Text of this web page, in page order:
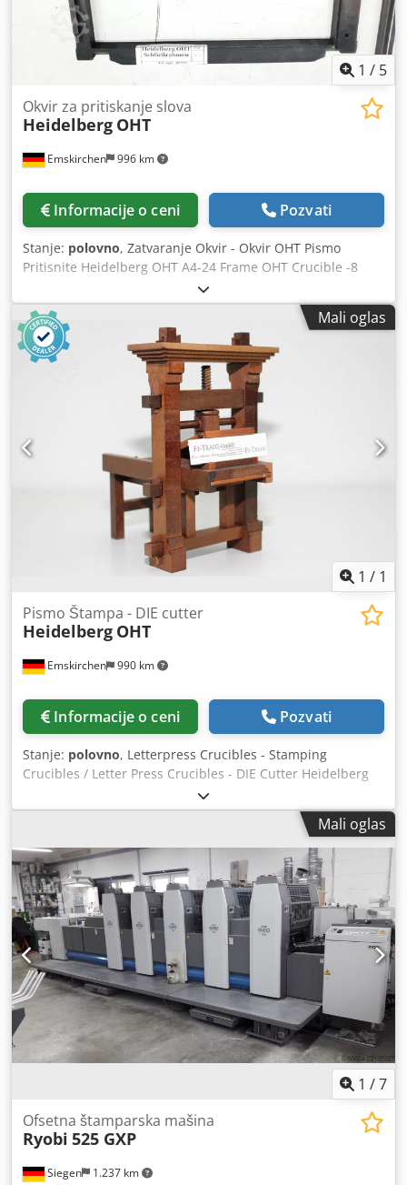
1 / 5
Emskirchen 996 km
Okvir za pritiskanje slova
Heidelberg OHT
Informacije o ceni Pozvati
Stanje: polovno, Zatvaranje Okvir - Okvir OHT Pismo
Pritisnite Heidelberg OHT A4-24 Frame OHT Crucible -8
Okvir KS cilindra -1 okvir KSB cilindra -2 Frame S cilindra -4
okvir SBG cilindra -1 Okvir Adast GP Crucible Online video
inspekcija preko Skipe-Video Codpjrffmzefx Amujrf Bili
bismo veoma zadovoljni Vašom posetom - više mašina na
lageru Dostupno odmah - može se pregledati Na lageru
Emskirchen / Nürnberg - Može se testirati
Mali oglas
1 / 1
Emskirchen 990 km
Pismo Štampa - DIE cutter
Heidelberg OHT
Informacije o ceni Pozvati
Stanje: polovno, Letterpress Crucibles - Stamping
Crucibles / Letter Press Crucibles - DIE Cutter Heidelberg
OHT Godina 1983 - serijski br. 194543 Veličina min.: 40 k
70mm - maks. 260 k 380mm Csdpfsv Hw Hijx Amuorf
Brzina min.: 2.200 sph - maks. 5.500 sph Standardna
potjera: 260 k 340mm Skeleton chase: 260 k 350mm U
kompletu sa alatima i priborom uključuju okvir Online
video inspekcija od strane VhatsApp-a - MS Zoom -
Telegram Na lageru Emskirchen / Nürnberg - Dostupno
odmah - Može se testirati
Mali oglas
1 /7
Siegen 1.237 km
Ofsetna štamparska mašina
Ryobi 525 GXP